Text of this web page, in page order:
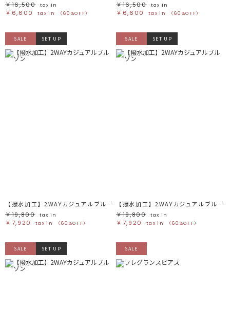
￥16,500
tax in
￥6,600 tax in （60%OFF）
￥16,500
tax in
￥6,600 tax in （60%OFF）
SALE SET UP
【撥水加工】2WAYカジュアルブルゾン
￥19,800
tax in
￥7,920 tax in （60%OFF）
SALE SET UP
【撥水加工】2WAYカジュアルブルゾン
￥19,800
tax in
￥7,920 tax in （60%OFF）
SALE SET UP SALE